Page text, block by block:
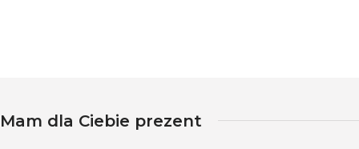
Mam dla Ciebie prezent